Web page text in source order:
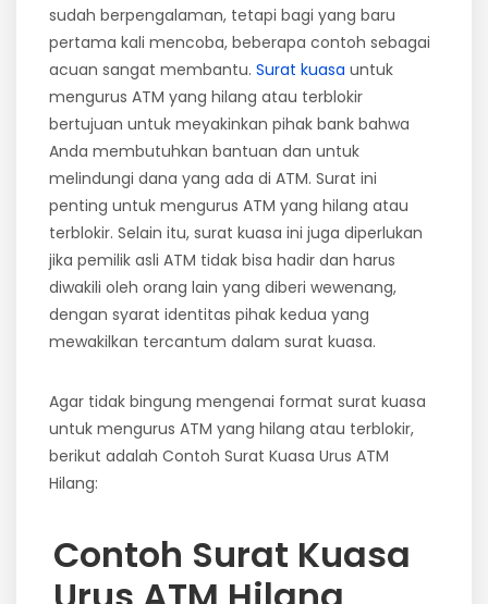
sudah berpengalaman, tetapi bagi yang baru
pertama kali mencoba, beberapa contoh sebagai
acuan sangat membantu. Surat kuasa untuk
mengurus ATM yang hilang atau terblokir
bertujuan untuk meyakinkan pihak bank bahwa
Anda membutuhkan bantuan dan untuk
melindungi dana yang ada di ATM. Surat ini
penting untuk mengurus ATM yang hilang atau
terblokir. Selain itu, surat kuasa ini juga diperlukan
jika pemilik asli ATM tidak bisa hadir dan harus
diwakili oleh orang lain yang diberi wewenang,
dengan syarat identitas pihak kedua yang
mewakilkan tercantum dalam surat kuasa.
Agar tidak bingung mengenai format surat kuasa
untuk mengurus ATM yang hilang atau terblokir,
berikut adalah Contoh Surat Kuasa Urus ATM
Hilang:
Contoh Surat Kuasa